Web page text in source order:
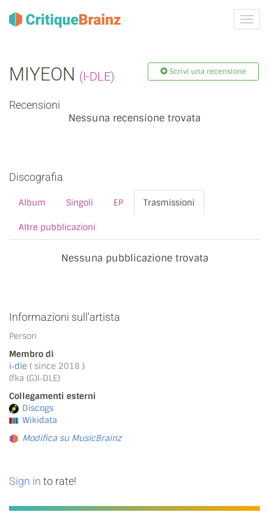
MIYEON (I-DLE) Scrivi una recensione
Recensioni
Nessuna recensione trovata
Discografia
Album Singoli EP Trasmissioni
Altre pubblicazioni
Nessuna pubblicazione trovata
Informazioni sull'artista
Person
Membro di
i‐dle ( since 2018 )
(fka (G)I‐DLE)
Collegamenti esterni
Discogs
Wikidata
Modifica su MusicBrainz
Sign in to rate!